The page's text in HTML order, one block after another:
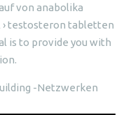
von anabolika
› testosteron tabletten
is to provide you with